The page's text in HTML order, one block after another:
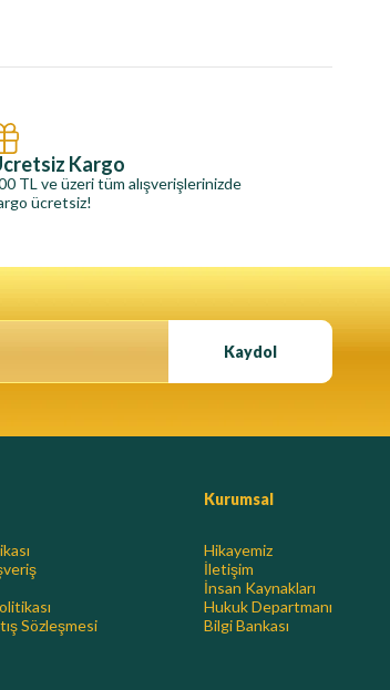
Kargo
TL ve üzeri tüm alışverişlerinizde
ücretsiz!
Kaydol
Sözleşmesi
Kurumsal
Hikayemiz
İletişim
İnsan Kaynakları
Hukuk Departmanı
Bilgi Bankası